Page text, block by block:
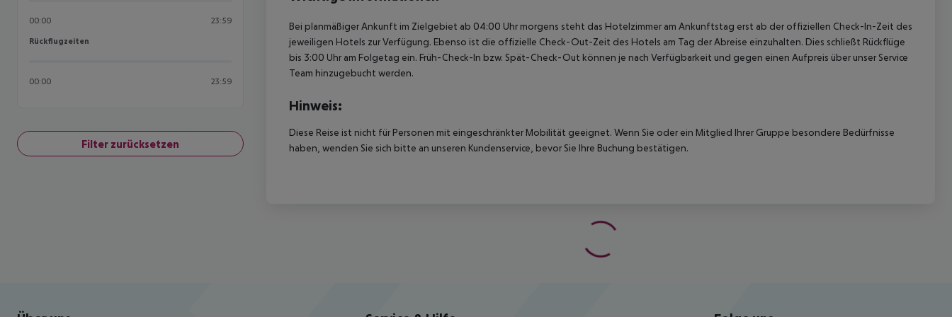
00:00 23:59
Rückflugzeiten
Rückflugzeiten
00:00 23:59
Filter zurücksetzen
Bei planmäßiger Ankunft im Zielgebiet ab 04:00 Uhr morgens steht das Hotelzimmer am Ankunftstag erst ab der offiziellen Check-In-Zeit des
jeweiligen Hotels zur Verfügung. Ebenso ist die offizielle Check-Out-Zeit des Hotels am Tag der Abreise einzuhalten. Dies schließt Rückflüge
bis 3:00 Uhr am Folgetag ein. Früh-Check-In bzw. Spät-Check-Out können je nach Verfügbarkeit und gegen einen Aufpreis über unser Service
Team hinzugebucht werden.
Hinweis:
Diese Reise ist nicht für Personen mit eingeschränkter Mobilität geeignet. Wenn Sie oder ein Mitglied Ihrer Gruppe besondere Bedürfnisse
haben, wenden Sie sich bitte an unseren Kundenservice, bevor Sie Ihre Buchung bestätigen.